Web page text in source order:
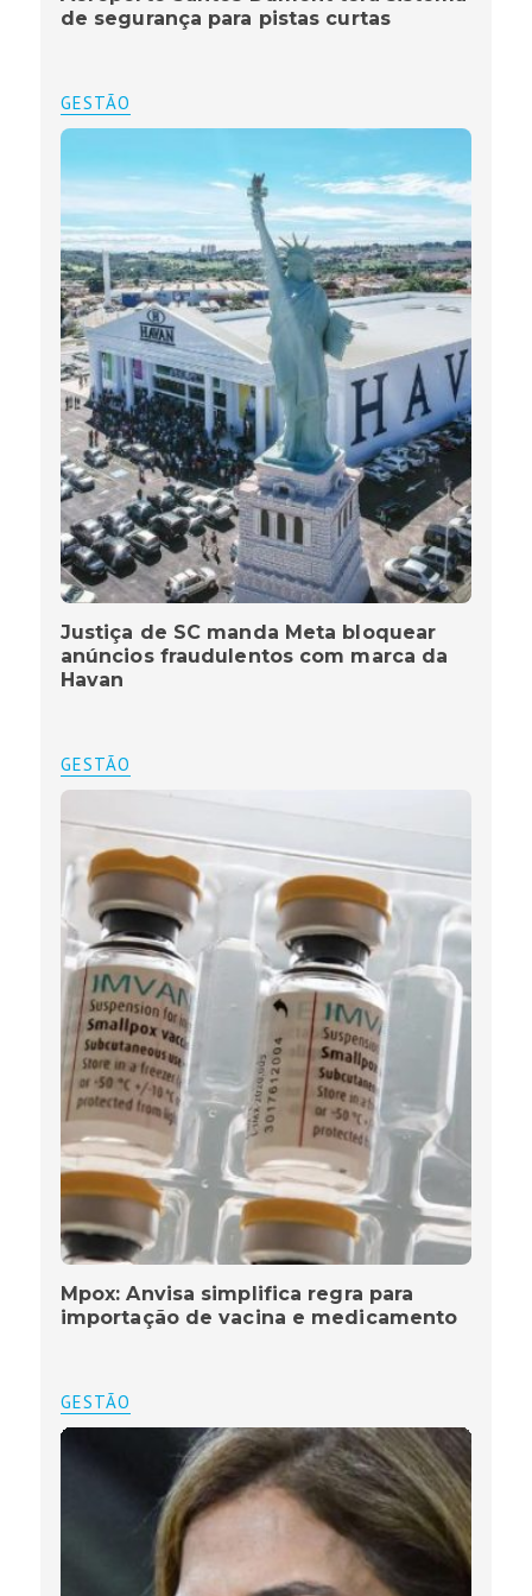
de segurança para pistas curtas
GESTÃO
Justiça de SC manda Meta bloquear
anúncios fraudulentos com marca da
Havan
GESTÃO
Mpox: Anvisa simplifica regra para
importação de vacina e medicamento
GESTÃO